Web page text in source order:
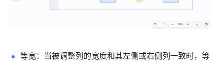
等宽：当被调整列的宽度和其左侧或右侧列一致时，等